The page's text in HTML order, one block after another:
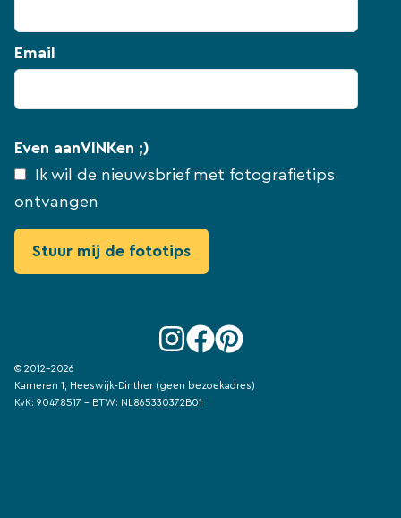
Email
Even aanVINKen ;)
Ik wil de nieuwsbrief met fotografietips
ontvangen
© 2012-2026
Kameren 1, Heeswijk-Dinther (geen bezoekadres)
KvK: 90478517 - BTW: NL865330372B01